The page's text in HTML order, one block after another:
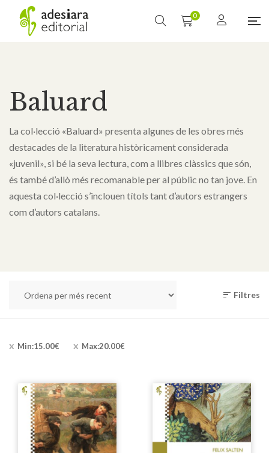
0
Baluard
La col·lecció «Baluard» presenta algunes de les obres més
destacades de la literatura històricament considerada
«juvenil», si bé la seva lectura, com a llibres clàssics que són,
és també d’allò més recomanable per al públic no tan jove. En
aquesta col·lecció s’inclouen títols tant d’autors estrangers
com d’autors catalans.
Filtres
Min:15.00€ Max:20.00€